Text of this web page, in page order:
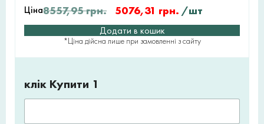
Ціна8557,95грн. 5076,31 грн. /шт
Додати в кошик
*Ціна дійсна лише при замовленні з сайту
клік Купити 1